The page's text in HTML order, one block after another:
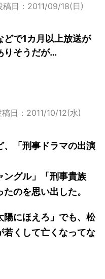
稿日：2011/09/18(日)
で1カ月以上放送が
りそうだが…
稿日：2011/10/12(水)
、「刑事ドラマの出演
ングル」「刑事貴族
のを思い出した。
陽にほえろ」でも、松
若くして亡くなってな